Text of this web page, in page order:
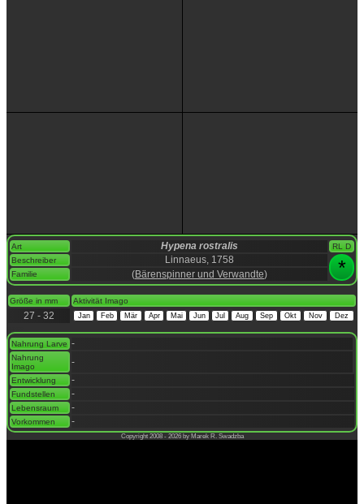
Art Hypena rostralis
RL D
Beschreiber
Linnaeus, 1758 *
Familie (Bärenspinner und Verwandte)
Größe in mm Aktivität Imago
27 - 32 Jan Feb Mär Apr Mai Jun Jul Aug Sep Okt Nov Dez
Nahrung Larve -
Nahrung
Imago
-
Entwicklung -
Fundstellen -
Lebensraum -
Vorkommen -
Copyright 2008 - 2026 by Marek R. Swadzba